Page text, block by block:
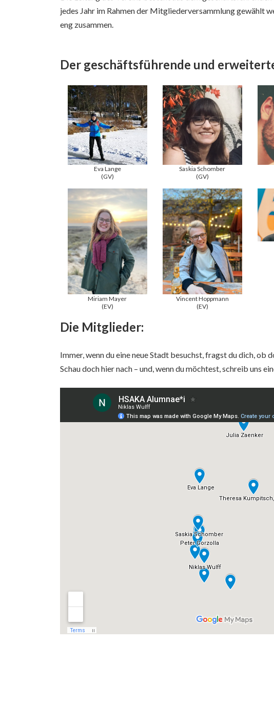
jedes Jahr im Rahmen der Mitgliederversammlung gewählt
eng zusammen.
Der geschäftsführende und
Eva Lange
(GV)
Saskia Schomber
(GV)
Miriam Mayer
(EV)
Vincent Hoppmann
(EV)
Die Mitglieder:
Immer, wenn du eine neue Stadt besuchst, fragst du dich,
Schau doch hier nach – und, wenn du möchtest, schreib uns